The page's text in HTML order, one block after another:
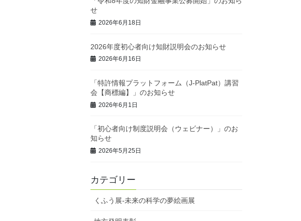
せ
2026年6月18日
2026年度初心者向け知財説明会のお知らせ
2026年6月16日
「特許情報プラットフォーム（J-PlatPat）講習
会【商標編】」のお知らせ
2026年6月1日
「初心者向け制度説明会（ウェビナー）」のお
知らせ
2026年5月25日
カテゴリー
くふう展-未来の科学の夢絵画展